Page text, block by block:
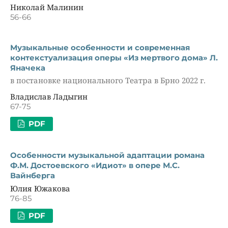
Николай Малинин
56-66
Музыкальные особенности и современная
контекстуализация оперы «Из мертвого дома» Л.
Яначека
в постановке национального Театра в Брно 2022 г.
Владислав Ладыгин
67-75
PDF
Особенности музыкальной адаптации романа
Ф.М. Достоевского «Идиот» в опере М.С.
Вайнберга
Юлия Южакова
76-85
PDF